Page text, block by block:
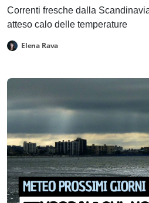
Correnti fresche dalla
atteso calo delle temperature
Elena Rava